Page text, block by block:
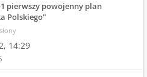
pierwszy powojenny plan
Polskiego"
14:29